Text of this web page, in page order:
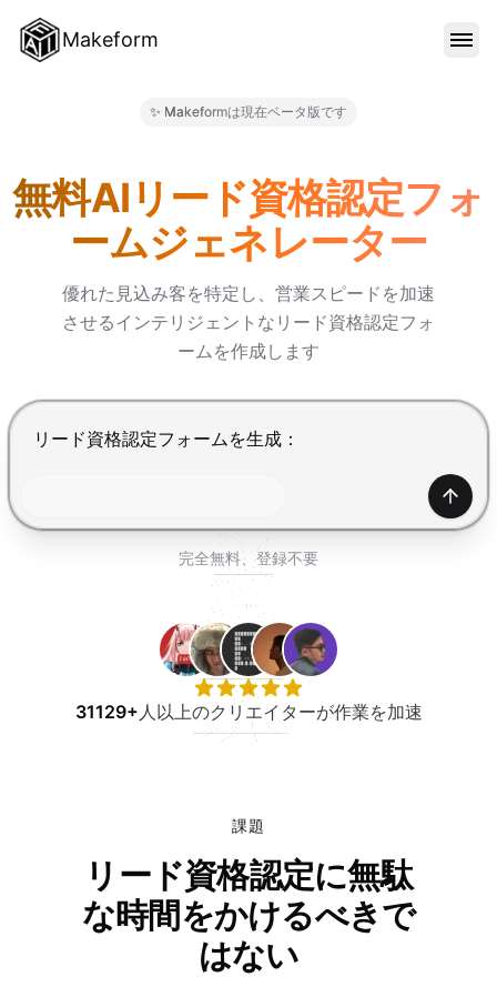
Makeform
ブログ
料金
サインイン
✨ Makeformは現在ベータ版です
無料AIリード資格認定フォ
ームジェネレーター
優れた見込み客を特定し、営業スピードを加速
させるインテリジェントなリード資格認定フォ
ームを作成します
Enterで送信、Shift+Enterで改行
生成
完全無料、登録不要
31129+人以上のクリエイターが作業を加速
課題
リード資格認定に無駄
な時間をかけるべきで
はない